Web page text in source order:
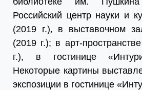
Российский центр науки и
(2019 г.), в выставочном
(2019 г.); в арт-
г.), в гостинице
Некоторые картины
экспозиции в гостинице